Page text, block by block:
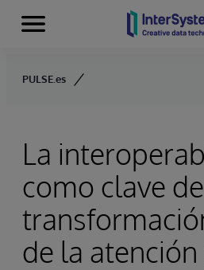
Skip to content
Secciones
PULSE.es
La
como clave
de la